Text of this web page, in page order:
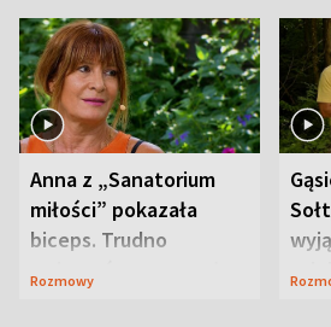
Anna z „Sanatorium
miłości” pokazała
biceps. Trudno
uwierzyć, co przeszła
Rozmowy